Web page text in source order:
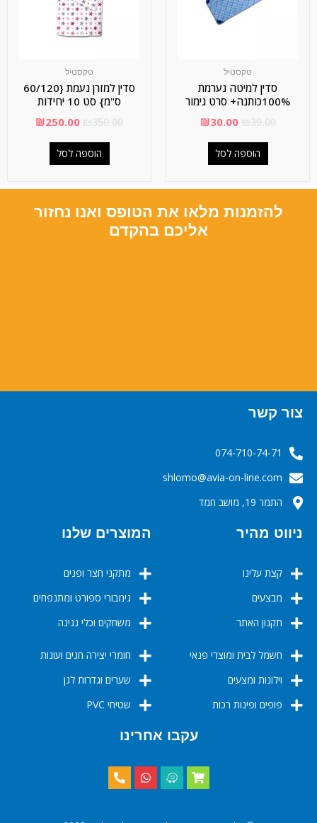
טקסטיל
סדין למזרן נעמת {60/120
ס"מ} סט 10 יחידות
₪250.00
הוספה לסל
טקסטיל
סדין למיטה נערמת
100%כותנה+ סרט גימור
₪30.00
הוספה לסל
להזמנות מלאו את הטופס ואנו נחזור
אליכם בהקדם
צור קשר
074-710-74-71
‬‬‬shlomo@avia-on-line.com‬
התמר 19, מושב חמד
ניווט מהיר
קצת עלינו
מבצעים
תקנון האתר
המוצרים שלנו
מתקני חצר ופנים
גימבורי ספורט ומתנפחים
משחקים וכלי נגינה
חשמל לבית ומוצרי פנאי
וילונות ומצעים
פופים ופינות רכות
חומרי יצירה חגים ועונות
שערים וגדרות לגן
שטיחי PVC
עקבו אחרינו